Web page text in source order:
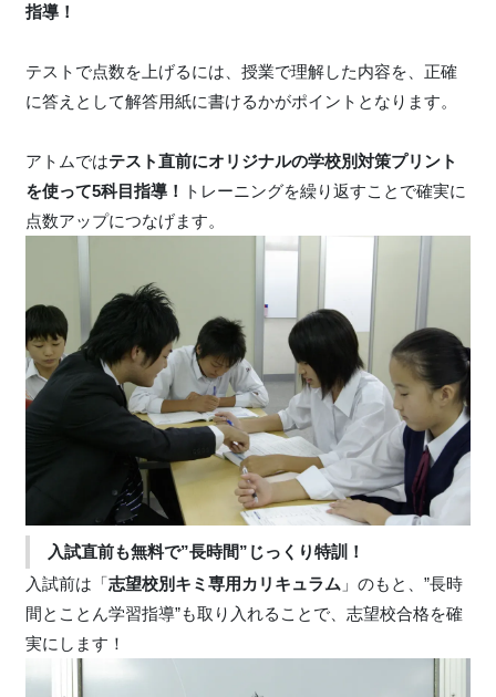
指導！
テストで点数を上げるには、授業で理解した内容を、正確
に答えとして解答用紙に書けるかがポイントとなります。
アトムではテスト直前にオリジナルの学校別対策プリント
を使って5科目指導！
トレーニングを繰り返すことで確実に
点数アップにつなげます。
入試直前も無料で”長時間”じっくり特訓！
入試前は「志望校別キミ専用カリキュラム 」のもと、”長時
間とことん学習指導”も取り入れることで、志望校合格を確
実にします！